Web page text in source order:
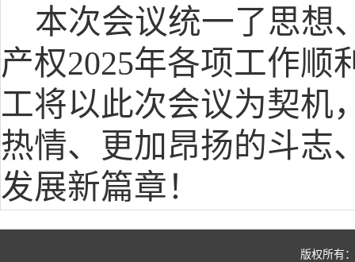
本次会议统一了思想
产权2025年各项工作顺
工将以此次会议为契机
热情、更加昂扬的斗志
发展新篇章！
版权所有